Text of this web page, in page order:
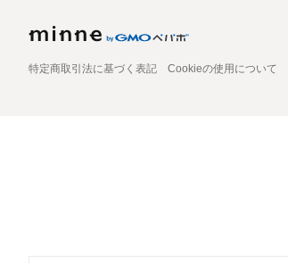
特定商取引法に基づく表記 Cookieの使用について